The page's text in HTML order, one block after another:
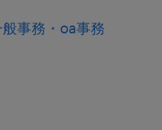
事務・oa事務